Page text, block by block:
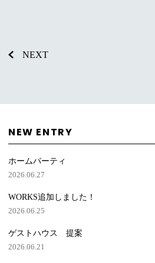
NEXT
NEW ENTRY
ホームパーティ
2026.06.27
WORKS追加しました！
2026.06.25
ゲストハウス 提案
2026.06.21